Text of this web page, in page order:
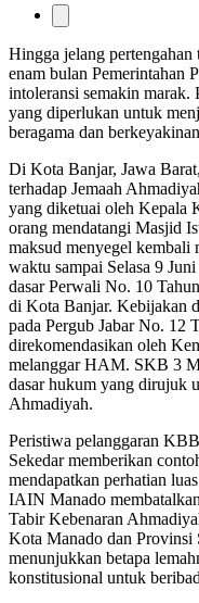
Hingga jelang
enam bulan Pemerintahan
intoleransi semakin marak.
yang diperlukan untuk
beragama dan
Di Kota Banjar, Jawa
terhadap Jemaah
yang diketuai oleh Kepala
orang mendatangi Masjid
maksud menyegel kembali
waktu sampai Selasa 9
dasar Perwali No. 10
di Kota Banjar. Kebijakan
pada Pergub Jabar No. 12
direkomendasikan oleh
melanggar HAM. SKB 3
dasar hukum yang dirujuk
Ahmadiyah.
Peristiwa pelanggaran
Sekedar memberikan
mendapatkan perhatian
IAIN Manado
Tabir Kebenaran
Kota Manado dan Provinsi
menunjukkan betapa
konstitusional untuk